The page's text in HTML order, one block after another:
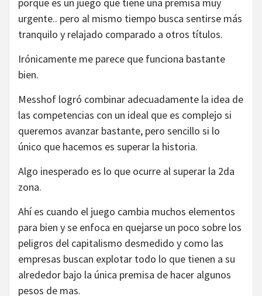
urgente.. pero al mismo tiempo busca sentirse más
tranquilo y relajado comparado a otros títulos.
Irónicamente me parece que funciona bastante
bien.
Messhof logró combinar adecuadamente la idea de
las competencias con un ideal que es complejo si
queremos avanzar bastante, pero sencillo si lo
único que hacemos es superar la historia.
Algo inesperado es lo que ocurre al superar la 2da
zona.
Ahí es cuando el juego cambia muchos elementos
para bien y se enfoca en quejarse un poco sobre los
peligros del capitalismo desmedido y como las
empresas buscan explotar todo lo que tienen a su
alrededor bajo la única premisa de hacer algunos
pesos de mas.